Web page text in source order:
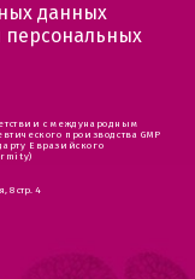
данных
персональных
с международным
производства GMP
Евразийского
8 стр. 4